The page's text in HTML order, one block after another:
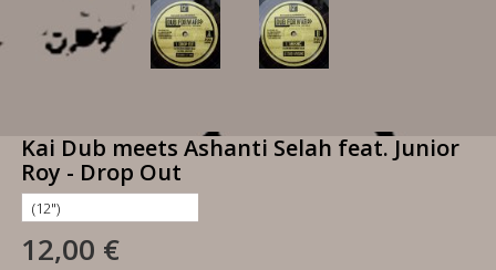
Kai Dub meets Ashanti Selah feat. Junior
Roy - Drop Out
12,00 €